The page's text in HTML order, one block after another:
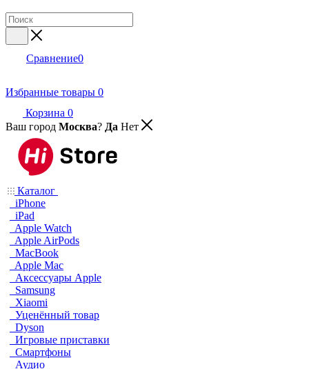
Сравнение0
Избранные товары 0
Корзина 0
Ваш город Москва? Да Нет
Каталог
iPhone
iPad
Apple Watch
Apple AirPods
MacBook
Apple Mac
Аксессуары Apple
Samsung
Xiaomi
Уценённый товар
Dyson
Игровые приставки
Смартфоны
Аудио